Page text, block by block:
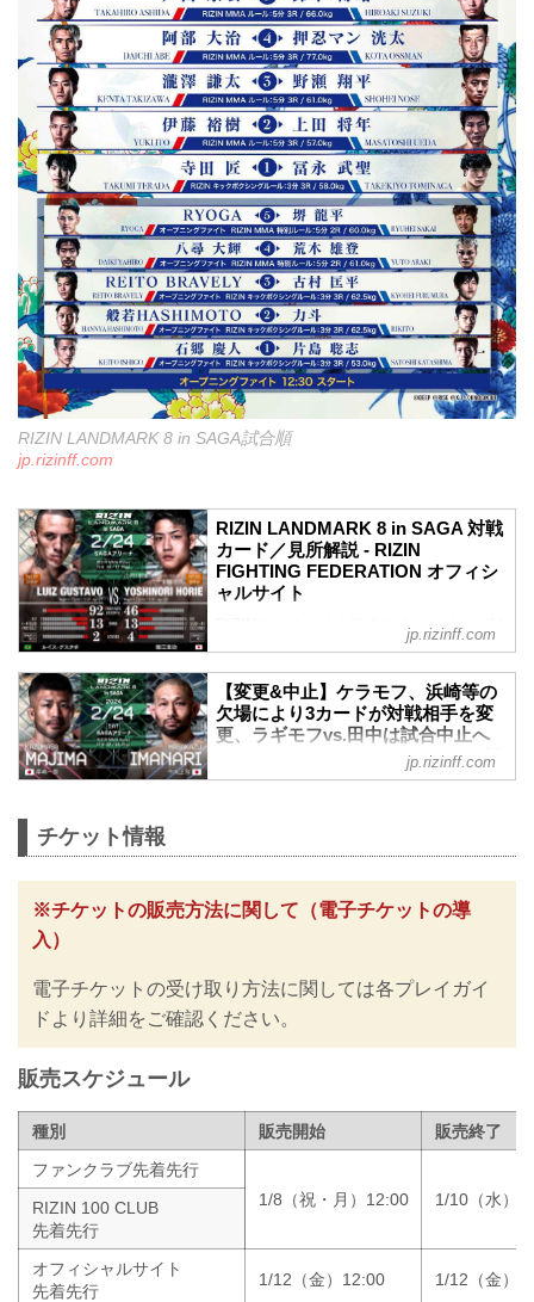
RIZIN LANDMARK 8 in SAGA試合順
jp.rizinff.com
RIZIN LANDMARK 8 in SAGA 対戦
カード／見所解説 - RIZIN
FIGHTING FEDERATION オフィシ
ャルサイト
RIZINマッチメイク担当のチャーリーが対
戦カードの見所を紹介！選手のバッグボ
ーンやストロングポイントを把握すれ
ば、試合観戦がもっと楽しくなる！観戦
前に是非チェックしておこう！
※見所解説は随時更新いたします。
ルイス・グスタボ vs. 堀江圭功
RIZIN MMAルール：5分3R（71.0kg）
堀江圭功
アグレッシブ | パンチ力 | 試合運び | 手数
jp.rizinff.com
【変更&中止】ケラモフ、浜崎等の
欠場により3カードが対戦相手を変
更、ラギモフvs.田中は試合中止へ
／RIZIN LANDMARK 8 in SAGA 記
者会見 - RIZIN FIGHTING
月SAGAアリーナで開催されるRIZIN
が行われた。
榊原信行CEOより出場を予定していた4選
た。
ケラモフが来日不可のため欠場、摩嶋の
成正和が摩嶋一整の対戦相手となったこ
とが榊原CEO...
jp.rizinff.com
チケット情報
※チケットの販売方法に関して（電子チケットの導
入）
電子チケットの受け取り方法に関しては各プレイガイ
ドより詳細をご確認ください。
販売スケジュール
種別 販売開始
販売終了
ファンクラブ先着先行
1/8（祝・月）12:00
1/10（水）
RIZIN 100 CLUB
先着先行
オフィシャルサイト
先着先行
1/12（金）12:00 1/12（金）